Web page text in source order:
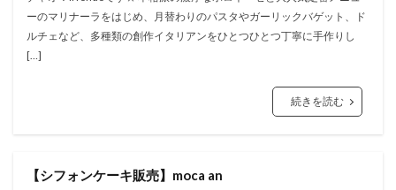
ーのマリナーラをはじめ、月替わりのパスタやガーリックバゲット、ド
ルチェなど、多種類の創作イタリアンをひとつひとつ丁寧に手作りし
[…]
続きを読む
【シフォンケーキ販売】moca an